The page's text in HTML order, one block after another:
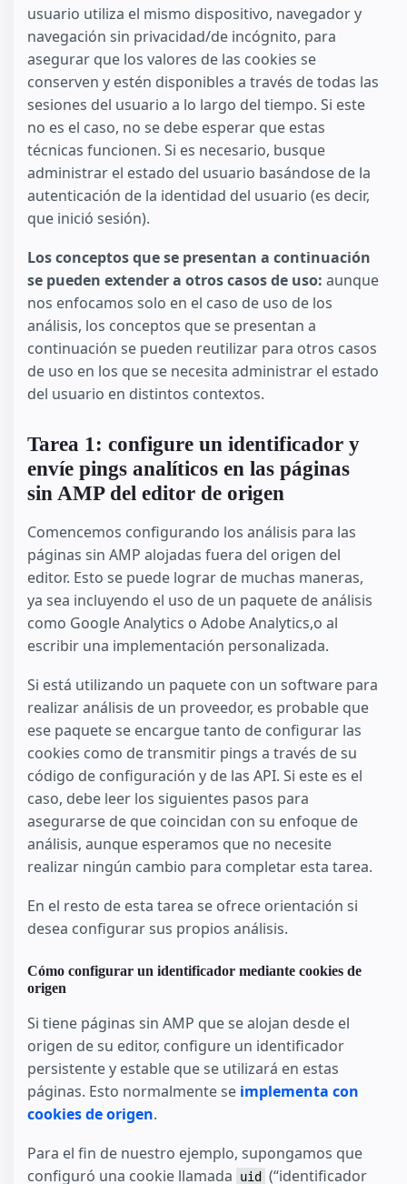
usuario utiliza el mismo dispositivo, navegador y
navegación sin privacidad/de incógnito, para
asegurar que los valores de las cookies se
conserven y estén disponibles a través de todas las
sesiones del usuario a lo largo del tiempo. Si este
no es el caso, no se debe esperar que estas
técnicas funcionen. Si es necesario, busque
administrar el estado del usuario basándose de la
autenticación de la identidad del usuario (es decir,
que inició sesión).
Los conceptos que se presentan a continuación
se pueden extender a otros casos de uso: aunque
nos enfocamos solo en el caso de uso de los
análisis, los conceptos que se presentan a
continuación se pueden reutilizar para otros casos
de uso en los que se necesita administrar el estado
del usuario en distintos contextos.
Tarea 1: configure un identificador y
envíe pings analíticos en las páginas
sin AMP del editor de origen
Comencemos configurando los análisis para las
páginas sin AMP alojadas fuera del origen del
editor. Esto se puede lograr de muchas maneras,
ya sea incluyendo el uso de un paquete de análisis
como Google Analytics o Adobe Analytics,o al
escribir una implementación personalizada.
Si está utilizando un paquete con un software para
realizar análisis de un proveedor, es probable que
ese paquete se encargue tanto de configurar las
cookies como de transmitir pings a través de su
código de configuración y de las API. Si este es el
caso, debe leer los siguientes pasos para
asegurarse de que coincidan con su enfoque de
análisis, aunque esperamos que no necesite
realizar ningún cambio para completar esta tarea.
En el resto de esta tarea se ofrece orientación si
desea configurar sus propios análisis.
Cómo configurar un identificador mediante cookies de
origen
Si tiene páginas sin AMP que se alojan desde el
origen de su editor, configure un identificador
persistente y estable que se utilizará en estas
páginas. Esto normalmente se implementa con
cookies de origen.
Para el fin de nuestro ejemplo, supongamos que
configuró una cookie llamada
uid (“identificador